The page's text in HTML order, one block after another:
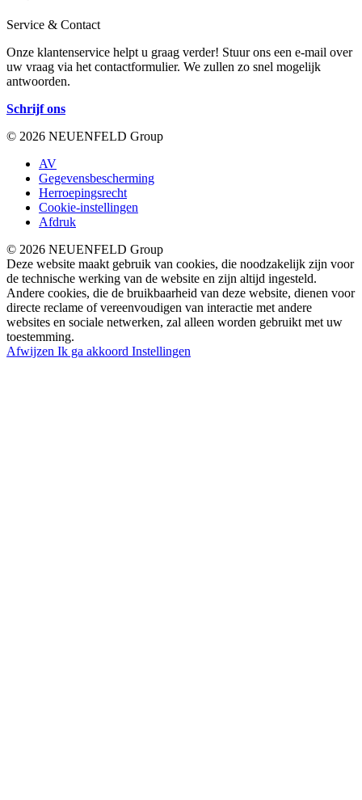
Service & Contact
Onze klantenservice helpt u graag verder! Stuur ons een e-mail over
uw vraag via het contactformulier. We zullen zo snel mogelijk
antwoorden.
Schrijf ons
© 2026 NEUENFELD Group
AV
Gegevensbescherming
Herroepingsrecht
Cookie-instellingen
Afdruk
© 2026 NEUENFELD Group
Deze website maakt gebruik van cookies, die noodzakelijk zijn voor
de technische werking van de website en zijn altijd ingesteld.
Andere cookies, die de bruikbaarheid van deze website, dienen voor
directe reclame of vereenvoudigen van interactie met andere
websites en sociale netwerken, zal alleen worden gebruikt met uw
toestemming.
Afwijzen Ik ga akkoord Instellingen